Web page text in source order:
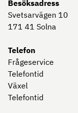
Besöksadress
Svetsarvägen 10
171 41 Solna
Telefon
Frågeservice
Telefontid
Växel
Telefontid